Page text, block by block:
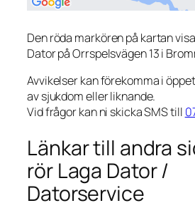
Den röda markören på kartan
Dator på Orrspelsvägen 13 i
Avvikelser kan förekomma i
av sjukdom eller liknande.
Vid frågor kan ni skicka SMS till
Länkar till andra
rör Laga Dator /
Datorservice